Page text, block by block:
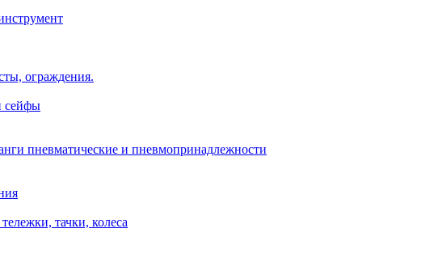
ограждения.
сейфы
пневматические и пневмопринадлежности
тачки, колеса